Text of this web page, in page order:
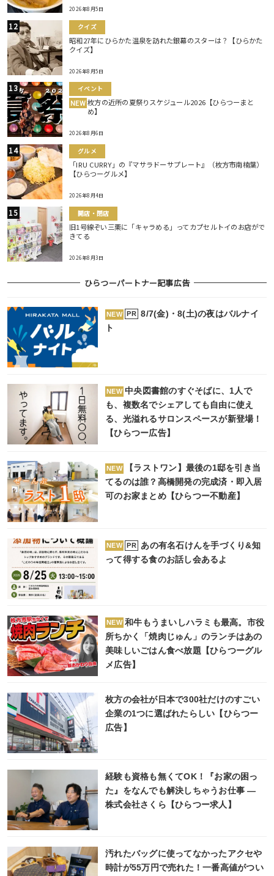
2026年8月5日
クイズ
昭和27年にひらかた温泉を訪れた銀幕のスターは？【ひらかた
クイズ】
2026年8月5日
イベント
NEW 枚方の近所の夏祭りスケジュール2026【ひらつーまと
め】
2026年8月6日
グルメ
「IRU CURRY」の『マサラドーサプレート』（枚方市南楠葉）
【ひらつーグルメ】
2026年8月4日
開店・閉店
旧1号線ぞい三栗に「キャラめる」ってカプセルトイのお店がで
きてる
2026年8月3日
ひらつーパートナー記事広告
NEW PR
8/7(金)・8(土)の夜はバルナイ
ト
NEW 中央図書館のすぐそばに、1人で
も、複数名でシェアしても自由に使え
る、光溢れるサロンスペースが新登場！
【ひらつー広告】
NEW
【ラストワン】最後の1邸を引き当
てるのは誰？高橋開発の完成済・即入居
可のお家まとめ【ひらつー不動産】
NEW PR
あの有名石けんを手づくり&知
って得する食のお話し会あるよ
NEW 和牛もうまいしハラミも最高。市役
所ちかく「焼肉じゅん」のランチはあの
美味しいごはん食べ放題【ひらつーグル
メ広告】
枚方の会社が日本で300社だけのすごい
企業の1つに選ばれたらしい【ひらつー
広告】
経験も資格も無くてOK！『お家の困っ
た』をなんでも解決しちゃうお仕事 ―
株式会社さくら【ひらつー求人】
汚れたバッグに使ってなかったアクセや
時計が55万円で売れた！一番高値がつい